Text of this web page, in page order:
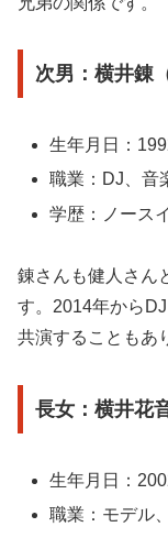
次男：横井錬
生年月日：
職業：DJ、音
学歴：ノース
錬さんも健人さん
す。2014年から
共演することもあ
長女：横井花
生年月日：
職業：モデル